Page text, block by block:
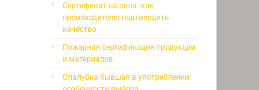
Сертификат на окна: как
производителю подтвердить
качество
Пожарная сертификация продукции
и материалов
Опалубка бывшая в употреблении: